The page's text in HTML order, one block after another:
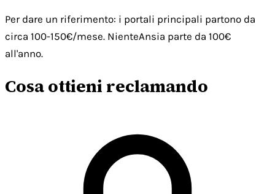
Per dare un riferimento: i portali principali partono da
circa 100-150€/mese. NienteAnsia parte da 100€
all'anno.
Cosa ottieni reclamando